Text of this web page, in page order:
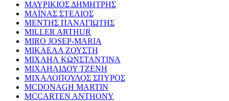
ΜΑΥΡΙΚΙΟΣ ΔΗΜΗΤΡΗΣ
ΜΑΪΝΑΣ ΣΤΕΛΙΟΣ
ΜΕΝΤΗΣ ΠΑΝΑΓΙΩΤΗΣ
MILLER ARTHUR
MIRO JOSEP-MARIA
ΜΙΚΑΕΛΑ ΖΟΥΣΤΗ
ΜΙΧΑΗΛ ΚΩΝΣΤΑΝΤΙΝΑ
ΜΙΧΑΗΛΙΔΟΥ ΤΖΕΝΗ
ΜΙΧΑΛΟΠΟΥΛΟΣ ΣΠΥΡΟΣ
MCDONAGH MARTIN
MCCARTEN ANTHONY